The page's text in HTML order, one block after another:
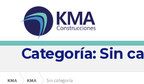
Categoría: Sin
KMA KMA Sin categoría